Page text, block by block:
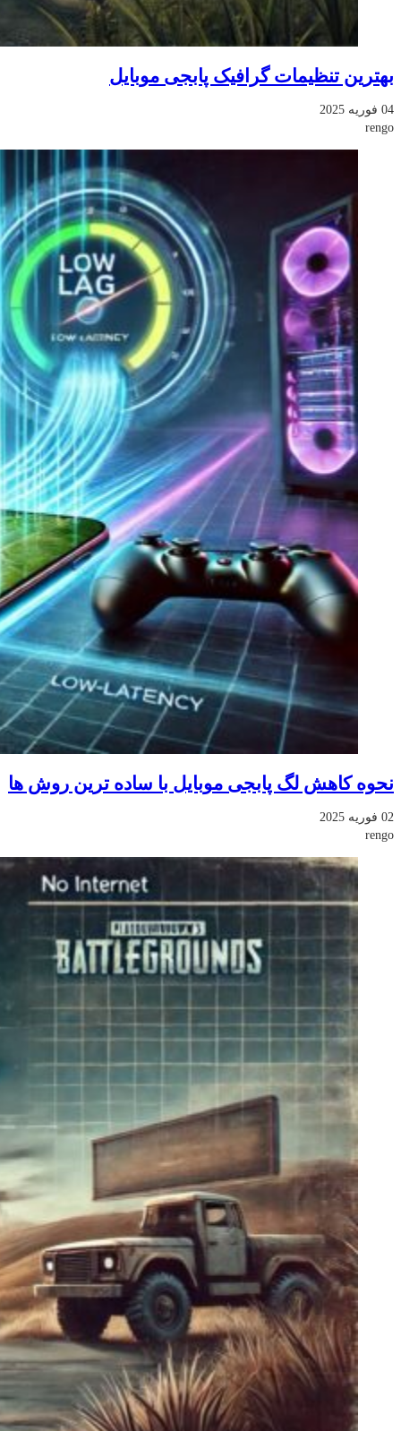
بهترین تنظیمات گرافیک پابجی موبایل
04 فوریه 2025
rengo
نحوه کاهش لگ پابجی موبایل با ساده ترین روش ها
02 فوریه 2025
rengo